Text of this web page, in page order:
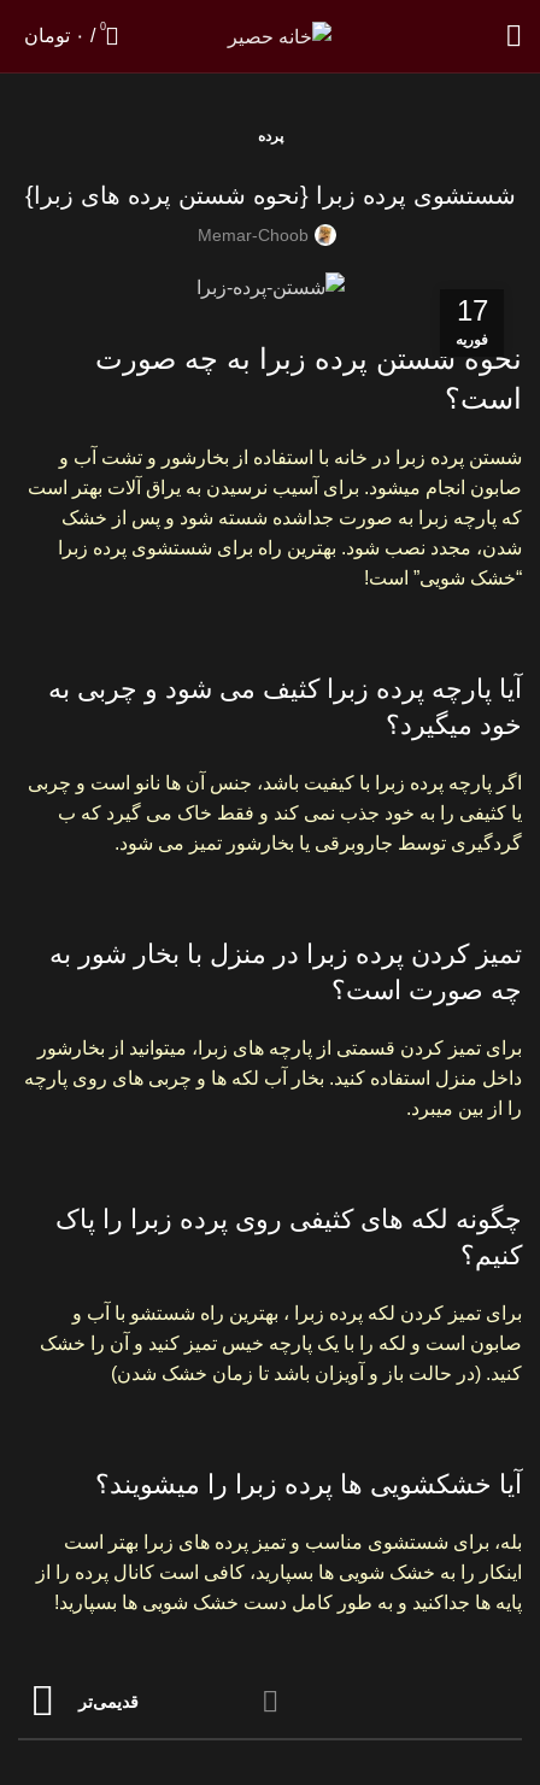
0
/ ۰ تومان
پرده
شستشوی پرده زبرا {نحوه شستن پرده های زبرا}
Memar-Choob
17
فوریه
نحوه شستن پرده زبرا به چه صورت
است؟
شستن پرده زبرا در خانه با استفاده از بخارشور و تشت آب و
صابون انجام میشود. برای آسیب نرسیدن به یراق آلات بهتر است
که پارچه زبرا به صورت جداشده شسته شود و پس از خشک
شدن، مجدد نصب شود. بهترین راه برای شستشوی پرده زبرا
“خشک شویی” است!
آیا پارچه پرده زبرا کثیف می شود و چربی به
خود میگیرد؟
اگر پارچه پرده زبرا با کیفیت باشد، جنس آن ها نانو است و چربی
یا کثیفی را به خود جذب نمی کند و فقط خاک می گیرد که ب
گردگیری توسط جاروبرقی یا بخارشور تمیز می شود.
تمیز کردن پرده زبرا در منزل با بخار شور به
چه صورت است؟
برای تمیز کردن قسمتی از پارچه های زبرا، میتوانید از بخارشور
داخل منزل استفاده کنید. بخار آب لکه ها و چربی های روی پارچه
را از بین میبرد.
چگونه لکه های کثیفی روی پرده زبرا را پاک
کنیم؟
برای تمیز کردن لکه پرده زبرا ، بهترین راه شستشو با آب و
صابون است و لکه را با یک پارچه خیس تمیز کنید و آن را خشک
کنید. (در حالت باز و آویزان باشد تا زمان خشک شدن)
آیا خشکشویی ها پرده زبرا را میشویند؟
بله، برای شستشوی مناسب و تمیز پرده های زبرا بهتر است
اینکار را به خشک شویی ها بسپارید، کافی است کانال پرده را از
پایه ها جداکنید و به طور کامل دست خشک شویی ها بسپارید!
قدیمی‌تر